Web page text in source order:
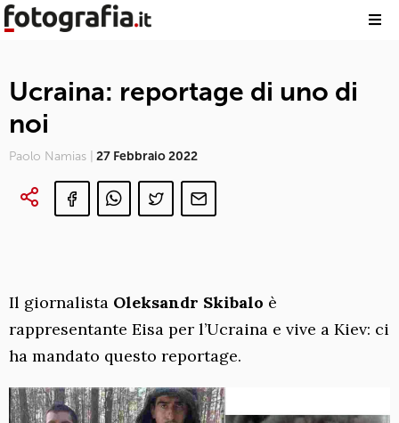
Ucraina: reportage di uno di
noi
Paolo Namias | 27 Febbraio 2022
Il giornalista Oleksandr Skibalo è
rappresentante Eisa per l’Ucraina e vive a Kiev: ci
ha mandato questo reportage.